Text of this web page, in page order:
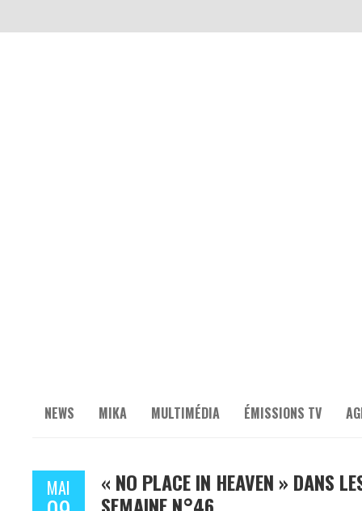
NEWS MIKA MULTIMÉDIA ÉMISSIONS TV
MAI
« NO PLACE IN HEAVEN » DANS